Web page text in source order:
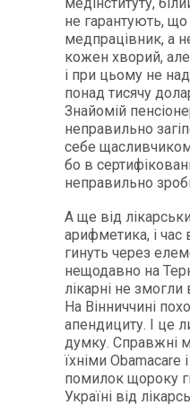
не гарантують,
медпрацівник, а
кожен хворий, але
і при цьому не
понад тисячу
Знайомій
неправильно
себе
бо в
неправильно
А ще від
арифметика, і час
гинуть через
нещодавно на
лікарні не
На Вінниччині
апендициту. І це
думку. Справжні
їхніми
помилок щороку
Україні від